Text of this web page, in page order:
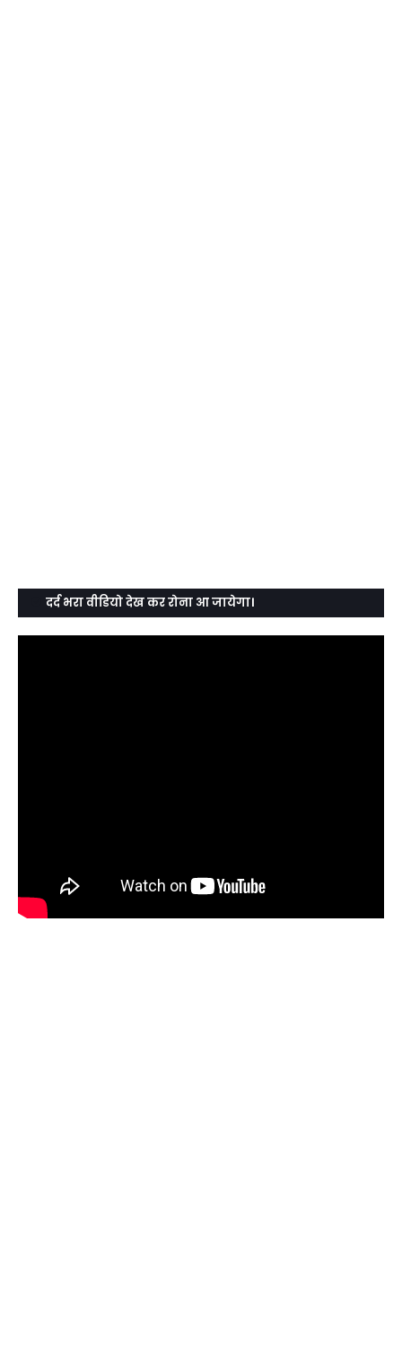
दर्द भरा वीडियो देख कर रोना आ जायेगा।